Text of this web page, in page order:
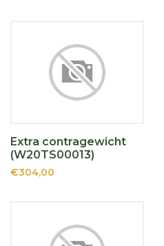
Extra contragewicht
(W20TS00013)
€304,00